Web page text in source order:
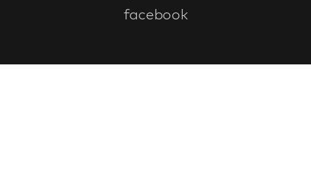
facebook
Klantenservice